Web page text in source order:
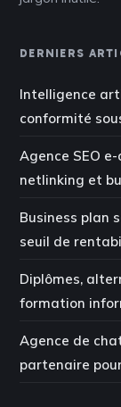
DERNIERS
Intelligence
conformité
Agence SEO
netlinking et
Business plan
seuil de
Diplômes,
formation
Agence de
partenaire